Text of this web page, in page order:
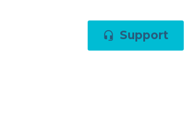
Support